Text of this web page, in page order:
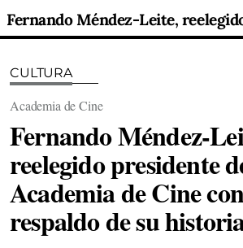
CULTURA
Academia de Cine
Fernando Méndez-
reelegido presidente
Academia de Cine
respaldo de su